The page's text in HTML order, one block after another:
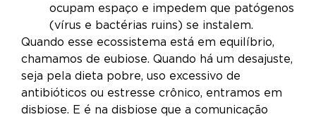
ocupam espaço e impedem que patógenos
(vírus e bactérias ruins) se instalem.
Quando esse ecossistema está em equilíbrio,
chamamos de eubiose. Quando há um desajuste,
seja pela dieta pobre, uso excessivo de
antibióticos ou estresse crônico, entramos em
disbiose. E é na disbiose que a comunicação